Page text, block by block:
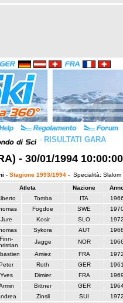
- RISULTATI GARA
- 30/01/1994 10:00:00
- Stagione 1993/1994 - Specialità: Slalom
Atleta Nazione
Tomba ITA 1966
Fogdoe SWE
Jure Kosir SLO 1972
Sykora AUT 1968
Finn-
Jagge NOR 1966
Amiez FRA 1972
Roth GER 1961
Yves Dimier FRA 1969
Bittner GER
Zinsli SUI 1972